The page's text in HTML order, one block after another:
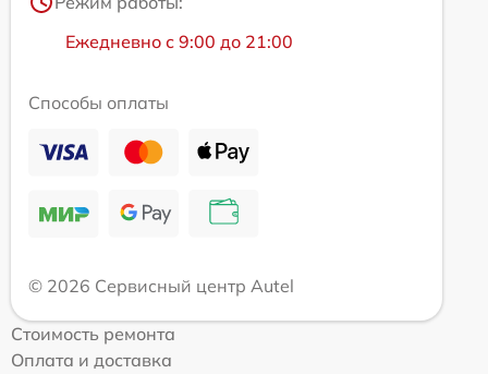
Ежедневно с 9:00 до 21:00
Способы оплаты
© 2026 Сервисный центр Autel
Стоимость ремонта
Оплата и доставка